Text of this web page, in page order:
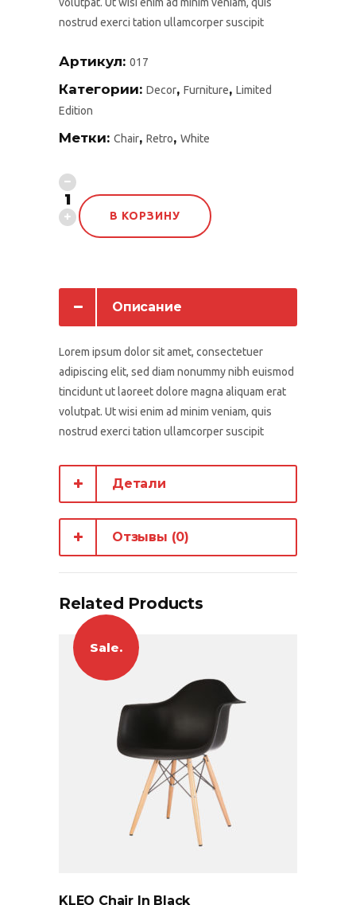
nostrud exerci tation ullamcorper suscipit
Артикул: 017
Категории: Decor, Furniture, Limited
Edition
Метки: Chair, Retro, White
В КОРЗИНУ
Описание
Lorem ipsum dolor sit amet, consectetuer
adipiscing elit, sed diam nonummy nibh euismod
tincidunt ut laoreet dolore magna aliquam erat
volutpat. Ut wisi enim ad minim veniam, quis
nostrud exerci tation ullamcorper suscipit
Детали
Отзывы (0)
Related Products
Sale.
KLEO Chair In Black